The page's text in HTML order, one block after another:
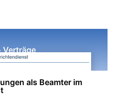
Verträge
als Beamter im